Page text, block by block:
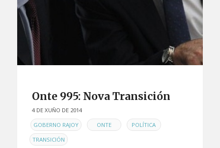
Onte 995: Nova Transición
4 DE XUÑO DE 2014
ENGOBERNO RAJOY , ONTE , POLÍTICA ,
TRANSICIÓN